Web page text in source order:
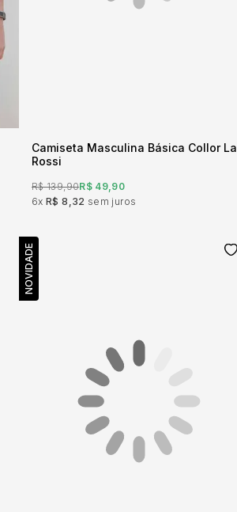
Camiseta Masculina Básica Collor La
Rossi
R$ 139,90R$ 49,90
6xR$ 8,32 sem juros
NOVIDADE